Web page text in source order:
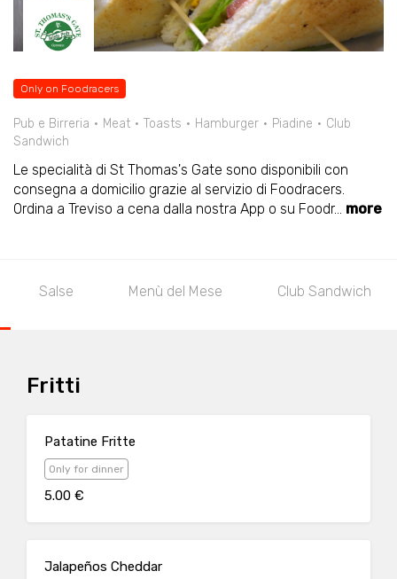
Only on Foodracers
Pub e Birreria Meat Toasts Hamburger Piadine
Club
Sandwich
Le specialità di St Thomas's Gate sono disponibili con
consegna a domicilio grazie al servizio di Foodracers.
Ordina a Treviso a cena dalla nostra App o su Foodr... more
Salse Menù del Mese Club Sandwich
Fritti
Patatine Fritte
Only for dinner
5.00 €
Jalapeños Cheddar